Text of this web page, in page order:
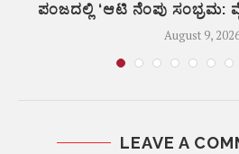
ಪಂಜದಲ್ಲಿ ‘ಆಟಿ ನೆಂಪು ಸಂಭ್ರಮ:
August 9,
LEAVE A